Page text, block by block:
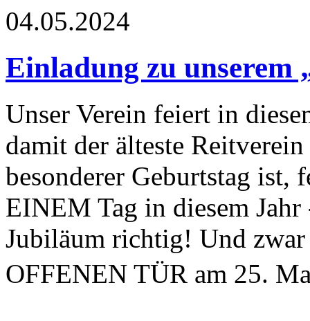
04.05.2024
Einladung zu unserem
Unser Verein feiert in
damit der älteste
besonderer Geburtstag
EINEM Tag in diesem
Jubiläum richtig! Und
OFFENEN TÜR am 25.